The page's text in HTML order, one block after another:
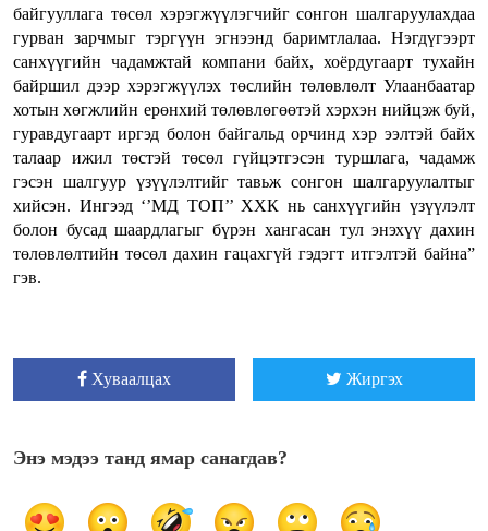
байгууллага төсөл хэрэгжүүлэгчийг сонгон шалгаруулахдаа
гурван зарчмыг тэргүүн эгнээнд баримтлалаа. Нэгдүгээрт
санхүүгийн чадамжтай компани байх, хоёрдугаарт тухайн
байршил дээр хэрэгжүүлэх төслийн төлөвлөлт Улаанбаатар
хотын хөгжлийн ерөнхий төлөвлөгөөтэй хэрхэн нийцэж буй,
гуравдугаарт иргэд болон байгальд орчинд хэр ээлтэй байх
талаар ижил төстэй төсөл гүйцэтгэсэн туршлага, чадамж
гэсэн шалгуур үзүүлэлтийг тавьж сонгон шалгаруулалтыг
хийсэн. Ингээд ‘’МД ТОП’’ ХХК нь санхүүгийн үзүүлэлт
болон бусад шаардлагыг бүрэн хангасан тул энэхүү дахин
төлөвлөлтийн төсөл дахин гацахгүй гэдэгт итгэлтэй байна”
гэв.
Хуваалцах Жиргэх
Энэ мэдээ танд ямар санагдав?